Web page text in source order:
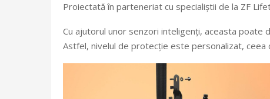
Proiectată în parteneriat cu specialiștii de la ZF
Cu ajutorul unor senzori inteligenți, aceasta poate
Astfel, nivelul de protecție este personalizat, ceea